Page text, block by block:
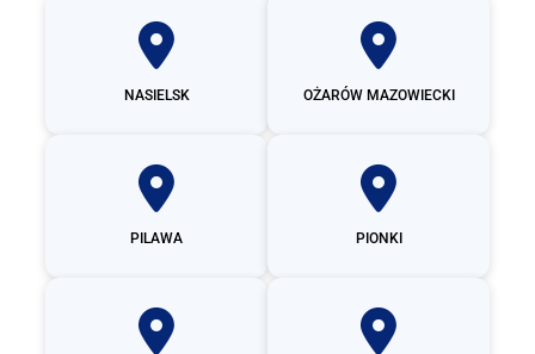
NASIELSK OŻARÓW MAZOWIECKI
PILAWA PIONKI